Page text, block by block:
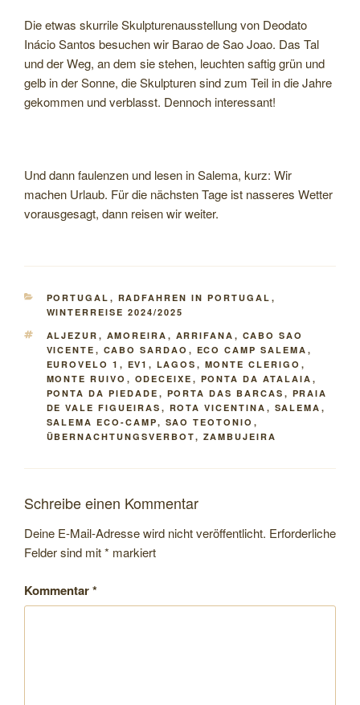
Die etwas skurrile Skulpturenausstellung von Deodato
Inácio Santos besuchen wir Barao de Sao Joao. Das Tal
und der Weg, an dem sie stehen, leuchten saftig grün und
gelb in der Sonne, die Skulpturen sind zum Teil in die Jahre
gekommen und verblasst. Dennoch interessant!
Und dann faulenzen und lesen in Salema, kurz: Wir
machen Urlaub. Für die nächsten Tage ist nasseres Wetter
vorausgesagt, dann reisen wir weiter.
KATEGORIEN
PORTUGAL , RADFAHREN IN PORTUGAL ,
WINTERREISE 2024/2025
SCHLAGWÖRTER
ALJEZUR , AMOREIRA , ARRIFANA , CABO SAO
VICENTE , CABO SARDAO , ECO CAMP SALEMA ,
EUROVELO 1 , EV1 , LAGOS , MONTE CLERIGO ,
MONTE RUIVO , ODECEIXE , PONTA DA ATALAIA ,
PONTA DA PIEDADE , PORTA DAS BARCAS , PRAIA
DE VALE FIGUEIRAS , ROTA VICENTINA , SALEMA ,
SALEMA ECO-CAMP, SAO TEOTONIO ,
ÜBERNACHTUNGSVERBOT, ZAMBUJEIRA
Schreibe einen Kommentar
Deine E-Mail-Adresse wird nicht veröffentlicht. Erforderliche
Felder sind mit* markiert
Kommentar*